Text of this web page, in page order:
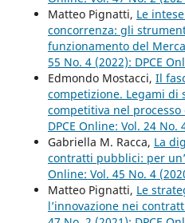
Matteo Pignatti, Le
concorrenza: gli
funzionamento del
55 No. 4 (2022): DPCE
Edmondo Mostacci, Il
competizione. Legami di
competitiva nel
DPCE Online: Vol. 24 No.
Gabriella M. Racca, La
contratti pubblici: per
Online: Vol. 45 No. 4
Matteo Pignatti, Le
l’innovazione nei